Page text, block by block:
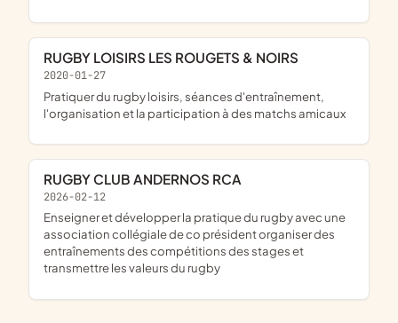
RUGBY LOISIRS LES ROUGETS & NOIRS
2020-01-27
pratiquer du rugby loisirs, séances d'entraînement,
l'organisation et la participation à des matchs amicaux
RUGBY CLUB ANDERNOS RCA
2026-02-12
enseigner et développer la pratique du rugby avec une
association collégiale de co président organiser des
entraînements des compétitions des stages et
transmettre les valeurs du rugby